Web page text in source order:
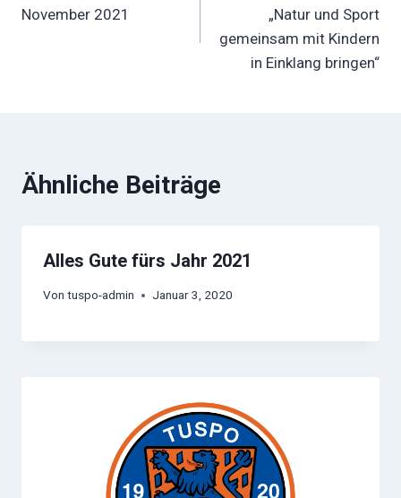
November 2021
„Natur und Sport
gemeinsam mit Kindern
in Einklang bringen“
Ähnliche Beiträge
Alles Gute fürs Jahr 2021
Von tuspo-admin Januar 3, 2020